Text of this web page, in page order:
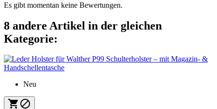
Es gibt momentan keine Bewertungen.
8 andere Artikel in der gleichen
Kategorie:
Neu
 